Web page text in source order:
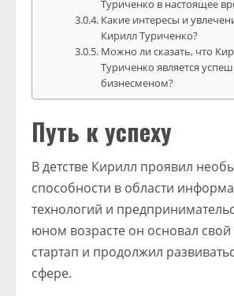
Туриченко в настоящее
Какие интересы и
Кирилл Туриченко?
Можно ли сказать, что
Туриченко является
бизнесменом?
Путь к успеху
В детстве Кирилл проявил
способности в области
технологий и
юном возрасте он основал
стартап и продолжил
сфере.